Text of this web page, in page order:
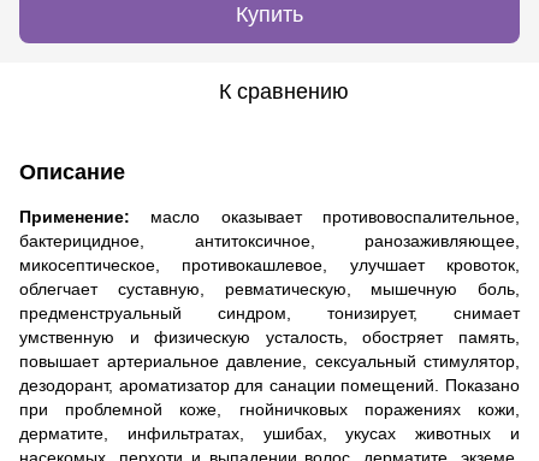
Купить
К сравнению
Описание
Применение: масло оказывает противовоспалительное,
бактерицидное, антитоксичное, ранозаживляющее,
микосептическое, противокашлевое, улучшает кровоток,
облегчает суставную, ревматическую, мышечную боль,
предменструальный синдром, тонизирует, снимает
умственную и физическую усталость, обостряет память,
повышает артериальное давление, сексуальный стимулятор,
дезодорант, ароматизатор для санации помещений. Показано
при проблемной коже, гнойничковых поражениях кожи,
дерматите, инфильтратах, ушибах, укусах животных и
насекомых, перхоти и выпадении волос, дерматите, экземе,